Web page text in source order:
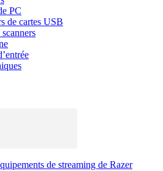
PC
de cartes USB
de streaming de Razer